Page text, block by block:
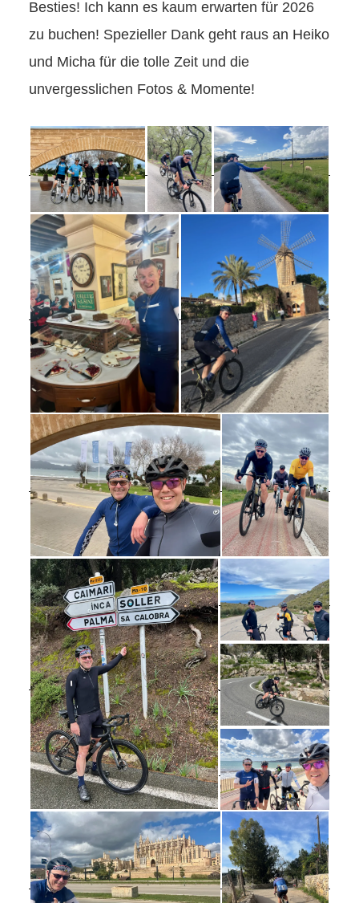
Besties! Ich kann es kaum erwarten für 2026
zu buchen! Spezieller Dank geht raus an Heiko
und Micha für die tolle Zeit und die
unvergesslichen Fotos & Momente!